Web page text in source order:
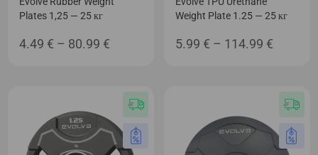
Plates 1,25 — 25 кг
4.49 € – 80.99 €
80.99 €
Weight Plate 1.25 — 25 кг
5.99 € – 114.99 €